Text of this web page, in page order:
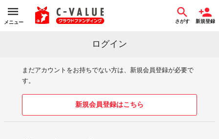
メニュー さがす 新規登録
ログイン
まだアカウントをお持ちでない方は、新規会員登録が必要で
す。
新規会員登録はこちら